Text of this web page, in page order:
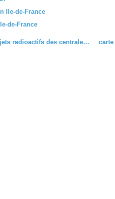
de-France
Cartes interactives des rejets radioactifs des centrales nucléaires en France